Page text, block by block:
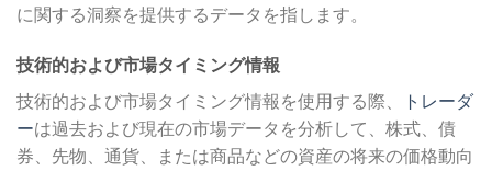
に関する洞察を提供するデータを指します。
技術的および市場タイミング情報
技術的および市場タイミング情報を使用する際、
トレーダ
ーは過去および現在の市場データを分析して、株式、債
券、先物、通貨、または商品などの資産の将来の価格動向